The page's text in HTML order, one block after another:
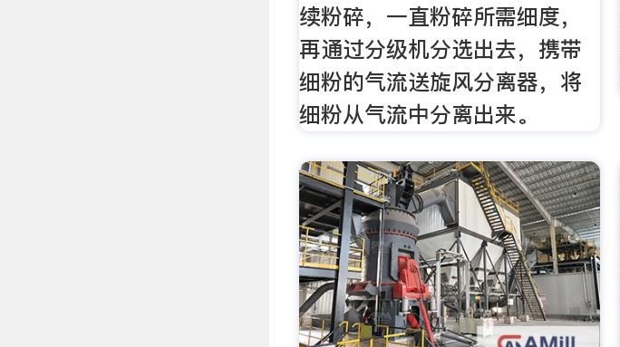
续粉碎，一直粉碎所需细度，
再通过分级机分选出去，携带
细粉的气流送旋风分离器，将
细粉从气流中分离出来。